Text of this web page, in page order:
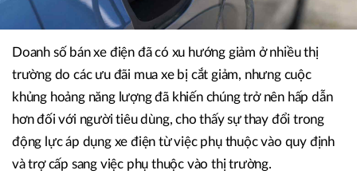
Doanh số bán xe điện đã có xu hướng giảm ở nhiều thị
trường do các ưu đãi mua xe bị cắt giảm, nhưng cuộc
khủng hoảng năng lượng đã khiến chúng trở nên hấp dẫn
hơn đối với người tiêu dùng, cho thấy sự thay đổi trong
động lực áp dụng xe điện từ việc phụ thuộc vào quy định
và trợ cấp sang việc phụ thuộc vào thị trường.